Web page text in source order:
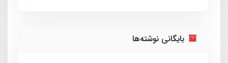
بایگانی نوشته‌ها